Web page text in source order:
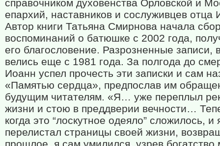
справочником духовенства Орловской и
епархий, наставников и сослуживцев отца
Автор книги Татьяна Смирнова начала
воспоминаний о батюшке с 2002 года,
его благословение. Разрозненные записи,
велись еще с 1981 года. За полгода до
Иоанн успел прочесть эти записки и сам
«Памятью сердца», предпослав им
будущим читателям. «Я… уже переплыл
жизни и стою в преддверии вечности…
когда это “лоскутное одеяло” сложилось, и
перелистал страницы своей жизни,